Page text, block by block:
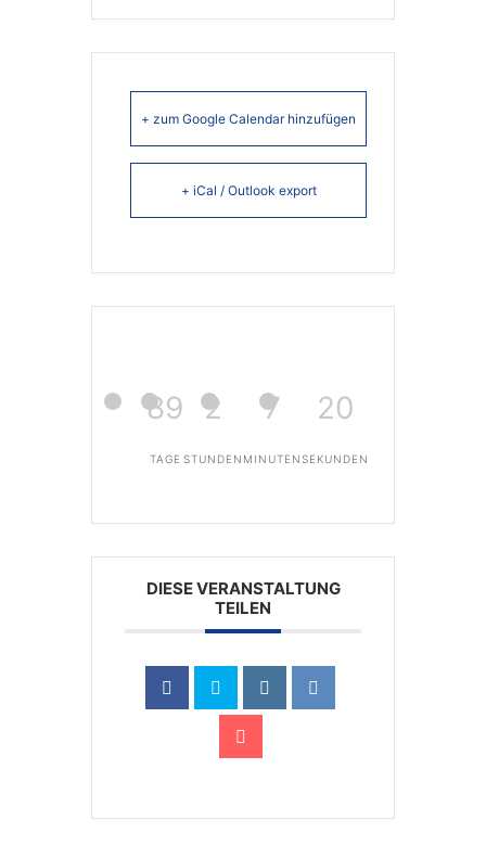
+ zum Google Calendar hinzufügen
+ iCal / Outlook export
89
TAGE
2
STUNDEN
7
MINUTEN
20
SEKUNDEN
DIESE VERANSTALTUNG
TEILEN